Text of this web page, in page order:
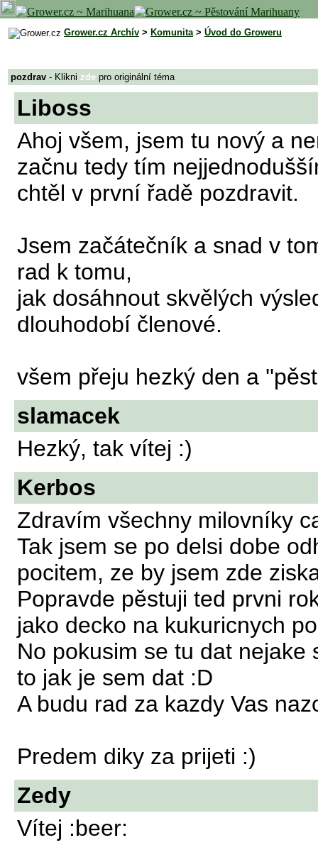
Grower.cz Archív > Komunita> Úvod do Groweru
pozdrav - Klikni zde pro originální téma
Liboss
Ahoj všem, jsem tu nový a
začnu tedy tím
chtěl v první řadě pozdravit.
Jsem začátečník a snad v
rad k tomu,
jak dosáhnout skvělých
dlouhodobí členové.
všem přeju hezký den a
slamacek
Hezký, tak vítej :)
Kerbos
Zdravím všechny milovníky
Tak jsem se po delsi dobe
pocitem, ze by jsem zde
Popravde pěstuji ted prvni
jako decko na kukuricnych
No pokusim se tu dat
to jak je sem dat :D
A budu rad za kazdy Vas
Predem diky za prijeti :)
Zedy
Vítej :beer: